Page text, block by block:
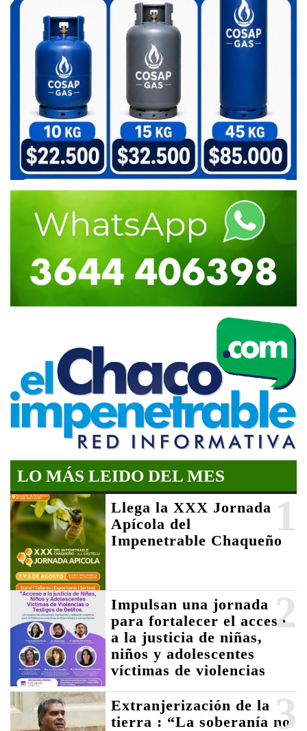
LO MÁS LEIDO DEL MES
1
Llega la XXX Jornada
Apícola del
Impenetrable Chaqueño
2
Impulsan una jornada
para fortalecer el acceso
a la justicia de niñas,
niños y adolescentes
víctimas de violencias
3
Extranjerización de la
tierra : “La soberanía no